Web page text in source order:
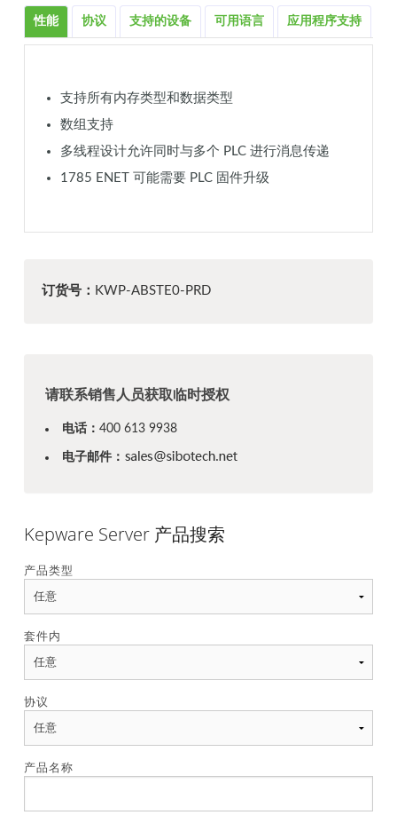
性能 协议 支持的设备 可用语言 应用程序支持
支持所有内存类型和数据类型
数组支持
多线程设计允许同时与多个 PLC 进行消息传递
1785 ENET 可能需要 PLC 固件升级
订货号： KWP-ABSTE0-PRD
请联系销售人员获取临时授权
电话： 400 613 9938
电子邮件：
Kepware Server 产品搜索
产品类型
套件内
协议
产品名称